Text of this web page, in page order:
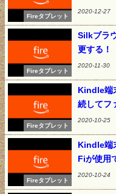
Fireタブレット
2020-12-27
Fireタブレット
Silkブラ
更する！
2020-11-30
Fireタブレット
Kindle端
続してフ
2020-10-25
Fireタブレット
Kindle端
Fiが使用
2020-10-24